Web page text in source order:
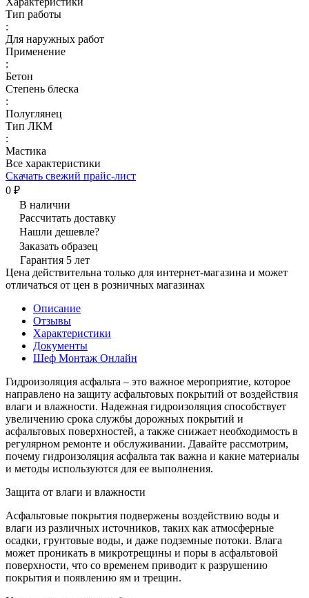
Тип работы
:
Для наружных работ
Применение
:
Бетон
Степень блеска
:
Полуглянец
Тип ЛКМ
:
Мастика
Все характеристики
Скачать свежий прайс-лист
0 ₽
В наличии
Рассчитать доставку
Нашли дешевле?
Заказать образец
Гарантия 5 лет
Цена действительна только для интернет-магазина и может
отличаться от цен в розничных магазинах
Описание
Отзывы
Характеристики
Документы
Шеф Монтаж Онлайн
Гидроизоляция асфальта – это важное мероприятие, которое
направлено на защиту асфальтовых покрытий от воздействия
влаги и влажности. Надежная гидроизоляция способствует
увеличению срока службы дорожных покрытий и
асфальтовых поверхностей, а также снижает необходимость в
регулярном ремонте и обслуживании. Давайте рассмотрим,
почему гидроизоляция асфальта так важна и какие материалы
и методы используются для ее выполнения.
Защита от влаги и влажности
Асфальтовые покрытия подвержены воздействию воды и
влаги из различных источников, таких как атмосферные
осадки, грунтовые воды, и даже подземные потоки. Влага
может проникать в микротрещины и поры в асфальтовой
поверхности, что со временем приводит к разрушению
покрытия и появлению ям и трещин.